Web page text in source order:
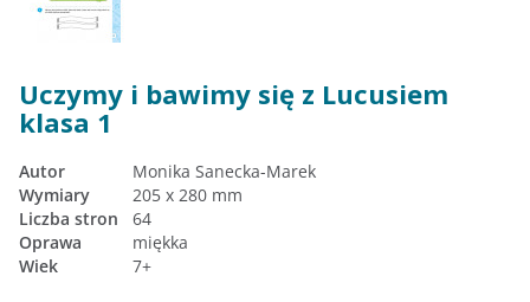
Uczymy i bawimy się z Lucusiem
klasa 1
Autor
Monika Sanecka-Marek
Wymiary
205 x 280 mm
Liczba stron
64
Oprawa
miękka
Wiek
7+